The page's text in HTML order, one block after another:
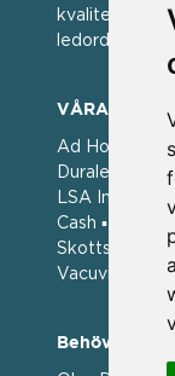
kvalitet. För
ledorden och
VÅRA
Ad Hoc ▪
Duralex ▪
LSA
Cash ▪
Skottsberg ▪
Vacuvin ▪
Behöver du